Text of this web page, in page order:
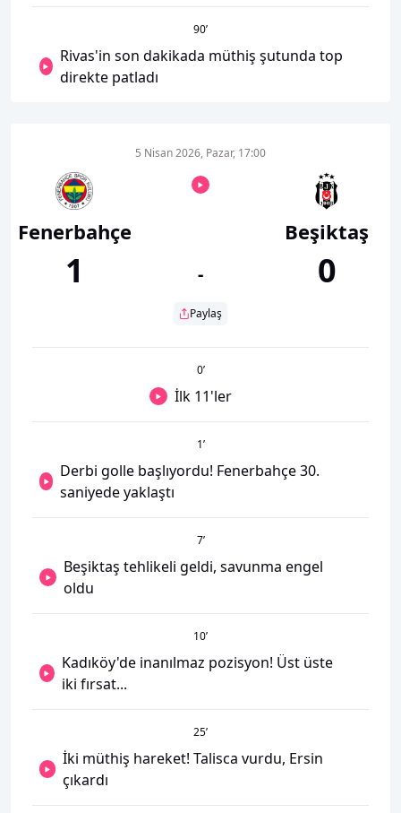
90’
Rivas'in son dakikada müthiş şutunda top
direkte patladı
Fenerbahçe
1
5 Nisan 2026, Pazar, 17:00
-
Paylaş
Beşiktaş
0
0’
İlk 11'ler
1’
Derbi golle başlıyordu! Fenerbahçe 30.
saniyede yaklaştı
7’
Beşiktaş tehlikeli geldi, savunma engel
oldu
10’
Kadıköy'de inanılmaz pozisyon! Üst üste
iki fırsat...
25’
İki müthiş hareket! Talisca vurdu, Ersin
çıkardı